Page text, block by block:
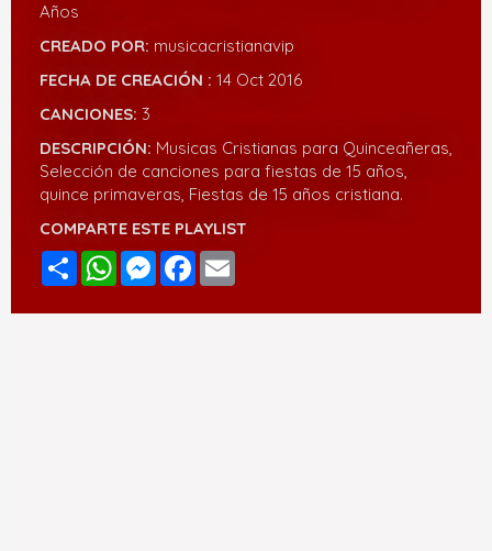
Años
CREADO POR: musicacristianavip
FECHA DE CREACIÓN : 14 Oct 2016
CANCIONES: 3
DESCRIPCIÓN: Musicas Cristianas para Quinceañeras,
Selección de canciones para fiestas de 15 años,
quince primaveras, Fiestas de 15 años cristiana.
COMPARTE ESTE PLAYLIST
Compartir
WhatsAppMessenger
Facebook